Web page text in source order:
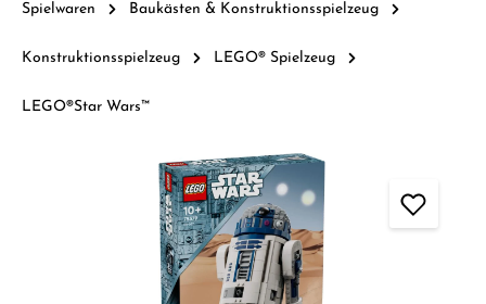
Spielwaren Baukästen & Konstruktionsspielzeug
Konstruktionsspielzeug LEGO® Spielzeug
LEGO®Star Wars™